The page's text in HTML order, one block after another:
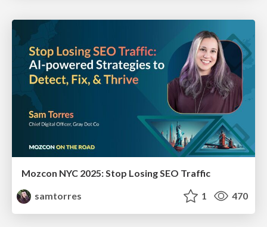
Mozcon NYC 2025: Stop Losing SEO Traffic
samtorres
1 470